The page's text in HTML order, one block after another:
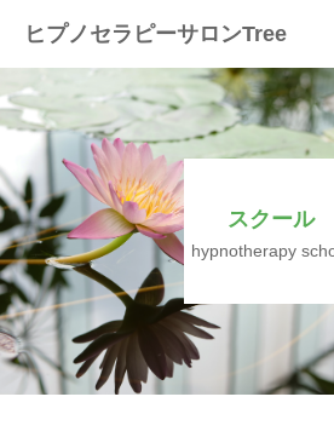
ヒプノセラピーサロンTree
スクール
hypnotherapy
ホーム
サロンについて
セラピスト紹介
セラピーの流れ
メニュー